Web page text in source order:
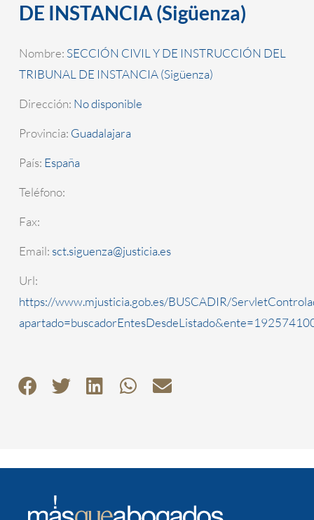
DE INSTANCIA (Sigüenza)
Nombre: SECCIÓN CIVIL Y DE INSTRUCCIÓN DEL
TRIBUNAL DE INSTANCIA (Sigüenza)
Dirección: No disponible
Provincia: Guadalajara
País: España
Teléfono:
Fax:
Email: sct.siguenza@justicia.es
Url:
https://www.mjusticia.gob.es/BUSCADIR/